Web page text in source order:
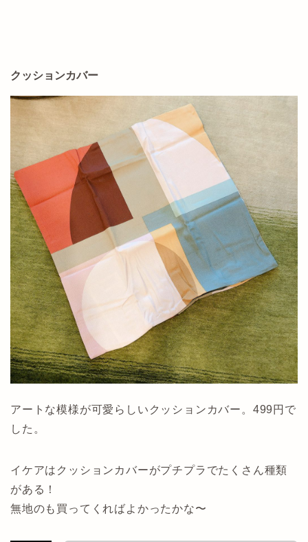
クッションカバー
アートな模様が可愛らしいクッションカバー。499円で
した。
イケアはクッションカバーがプチプラでたくさん種類
がある！
無地のも買ってくればよかったかな〜